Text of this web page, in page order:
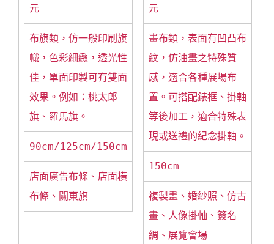
元
布旗類，仿一般印刷旗
幟，色彩細緻，透光性
佳，單面印製可有雙面
效果。例如：桃太郎
旗、羅馬旗。
90cm/125cm/150cm
店面廣告布條、店面橫
布條、關東旗
元
畫布類，表面有凹凸布
紋，仿油畫之特殊質
感，適合各種展場布
置。可搭配錶框、掛軸
等後加工，適合特殊表
現或送禮的紀念掛軸。
150cm
複製畫、婚紗照、仿古
畫、人像掛軸、簽名
綢、展覽會場